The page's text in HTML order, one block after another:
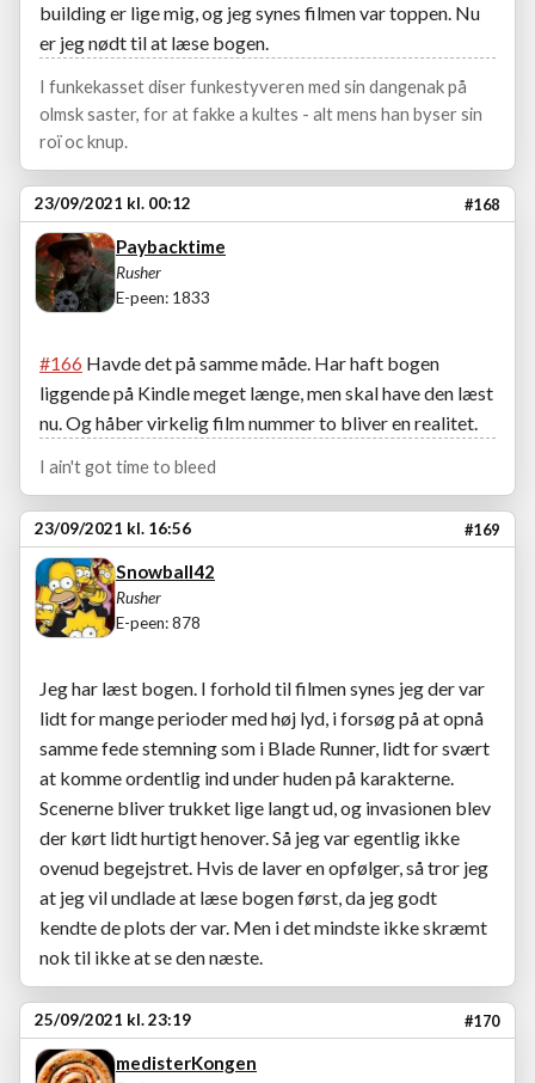
building er lige mig, og jeg synes filmen var toppen. Nu
er jeg nødt til at læse bogen.
I funkekasset diser funkestyveren med sin dangenak på
olmsk saster, for at fakke a kultes - alt mens han byser sin
roï oc knup.
23/09/2021 kl. 00:12 #168
Paybacktime
Rusher
E-peen: 1833
#166 Havde det på samme måde. Har haft bogen
liggende på Kindle meget længe, men skal have den læst
nu. Og håber virkelig film nummer to bliver en realitet.
I ain't got time to bleed
23/09/2021 kl. 16:56 #169
Snowball42
Rusher
E-peen: 878
Jeg har læst bogen. I forhold til filmen synes jeg der var
lidt for mange perioder med høj lyd, i forsøg på at opnå
samme fede stemning som i Blade Runner, lidt for svært
at komme ordentlig ind under huden på karakterne.
Scenerne bliver trukket lige langt ud, og invasionen blev
der kørt lidt hurtigt henover. Så jeg var egentlig ikke
ovenud begejstret. Hvis de laver en opfølger, så tror jeg
at jeg vil undlade at læse bogen først, da jeg godt
kendte de plots der var. Men i det mindste ikke skræmt
nok til ikke at se den næste.
25/09/2021 kl. 23:19 #170
medisterKongen